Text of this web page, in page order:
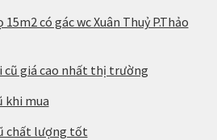
có gác wc Xuân Thuỷ P.Thảo
cũ giá cao nhất thị trường
khi mua
chất lượng tốt